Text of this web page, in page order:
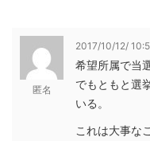
匿名
2017/10/12/
希望所属で当
でもともと選
いる。
これは大事な